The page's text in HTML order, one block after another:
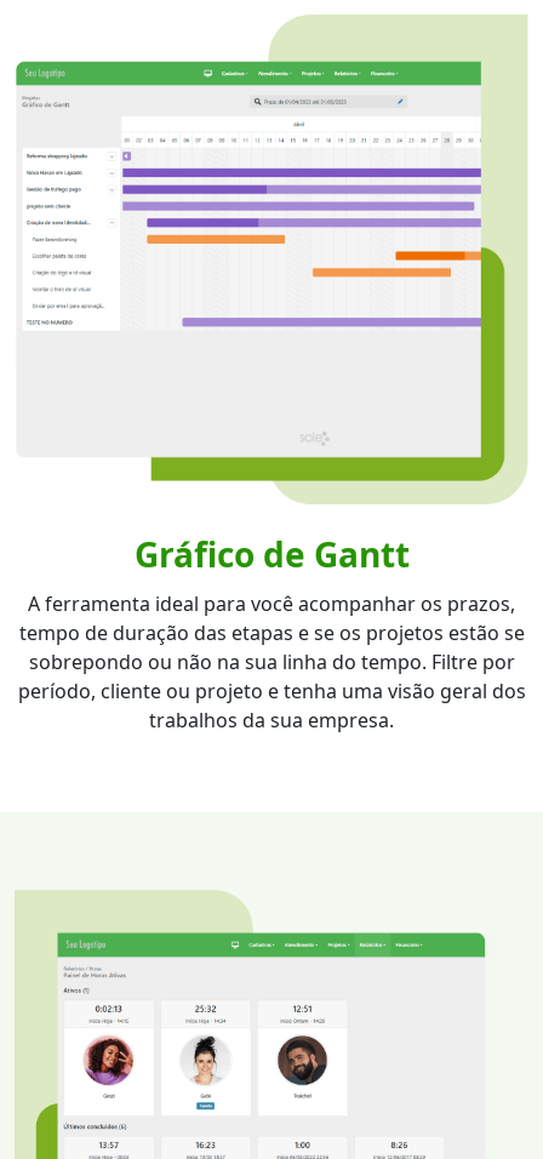
Gráfico de Gantt
A ferramenta ideal para você acompanhar os prazos,
tempo de duração das etapas e se os projetos estão se
sobrepondo ou não na sua linha do tempo. Filtre por
período, cliente ou projeto e tenha uma visão geral dos
trabalhos da sua empresa.